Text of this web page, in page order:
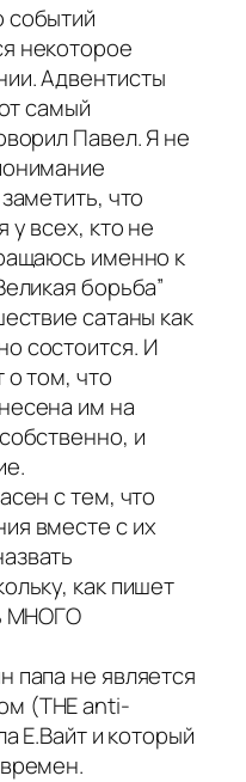
событий
некоторое
Адвентисты
самый
Павел. Я не
что
всех, кто не
именно к
борьба”
сатаны как
состоится. И
о том, что
им на
и
с тем, что
вместе с их
как пишет
МНОГО
папа не является
(THE anti-
Е.Вайт и который